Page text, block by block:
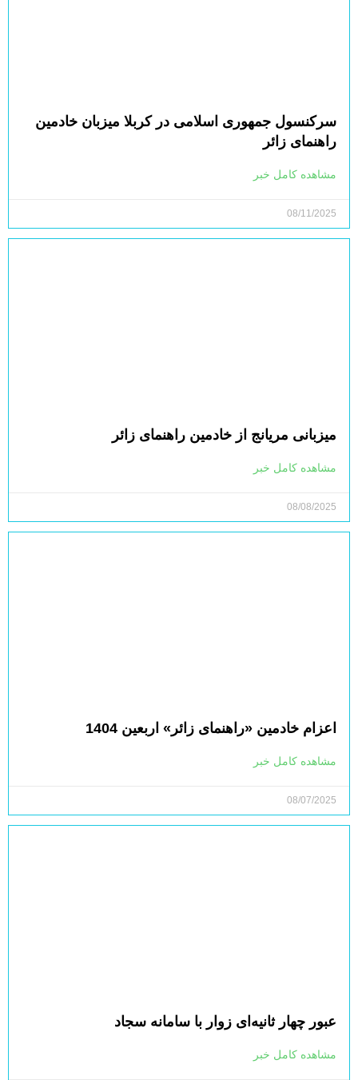
سرکنسول جمهوری اسلامی در کربلا میزبان خادمین
راهنمای زائر
مشاهده کامل خبر
08/11/2025
میزبانی مریانج از خادمین راهنمای زائر
مشاهده کامل خبر
08/08/2025
اعزام خادمین «راهنمای زائر» اربعین 1404
مشاهده کامل خبر
08/07/2025
عبور چهار ثانیه‌ای زوار با سامانه سجاد
مشاهده کامل خبر